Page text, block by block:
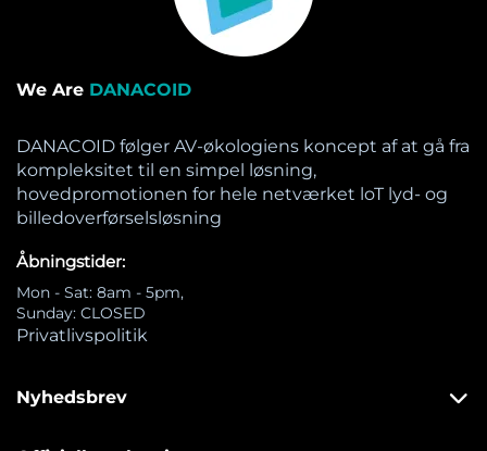
We Are DANACOID
DANACOID følger AV-økologiens koncept af at gå fra
kompleksitet til en simpel løsning,
hovedpromotionen for hele netværket loT lyd- og
billedoverførselsløsning
Åbningstider:
Mon - Sat: 8am - 5pm,
Sunday: CLOSED
Privatlivspolitik
Nyhedsbrev